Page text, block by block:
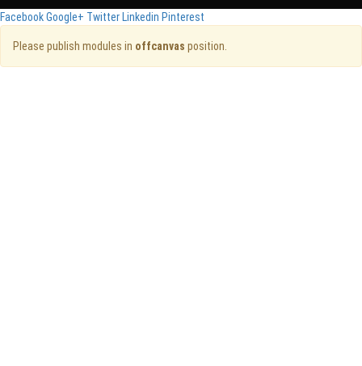
FacebookGoogle+ Twitter Linkedin Pinterest
Please publish modules in offcanvas position.